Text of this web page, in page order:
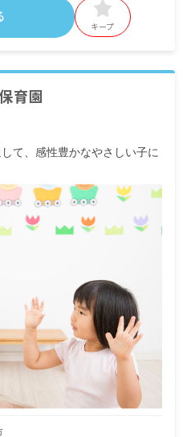
キープ
育園
て、感性豊かなやさしい子に